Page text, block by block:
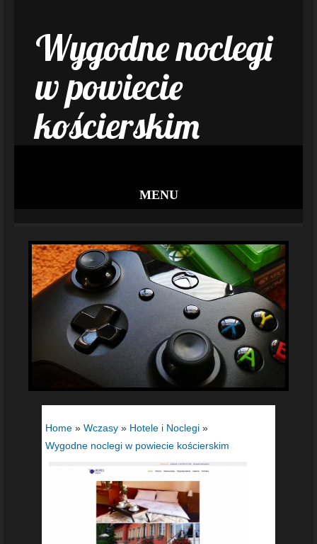
Wygodne noclegi
w powiecie
kościerskim
MENU
Home » Wczasy » Hotele i Noclegi »
Wygodne noclegi w powiecie kościerskim